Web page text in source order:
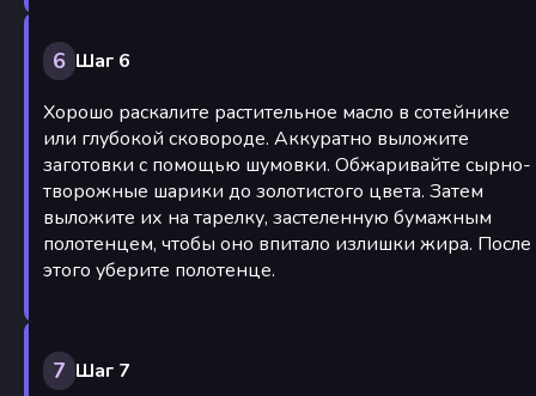
6 Шаг 6
Хорошо раскалите растительное масло в сотейнике
или глубокой сковороде. Аккуратно выложите
заготовки с помощью шумовки. Обжаривайте сырно-
творожные шарики до золотистого цвета. Затем
выложите их на тарелку, застеленную бумажным
полотенцем, чтобы оно впитало излишки жира. После
этого уберите полотенце.
7 Шаг 7